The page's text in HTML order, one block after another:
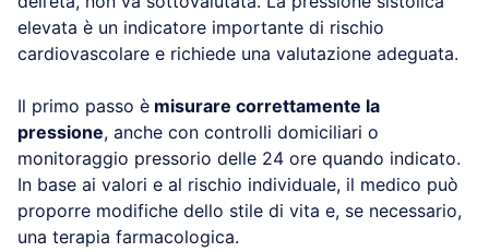
elevata è un indicatore importante di rischio
cardiovascolare e richiede una valutazione adeguata.
Il primo passo è misurare correttamente la
pressione, anche con controlli domiciliari o
monitoraggio pressorio delle 24 ore quando indicato.
In base ai valori e al rischio individuale, il medico può
proporre modifiche dello stile di vita e, se necessario,
una terapia farmacologica.